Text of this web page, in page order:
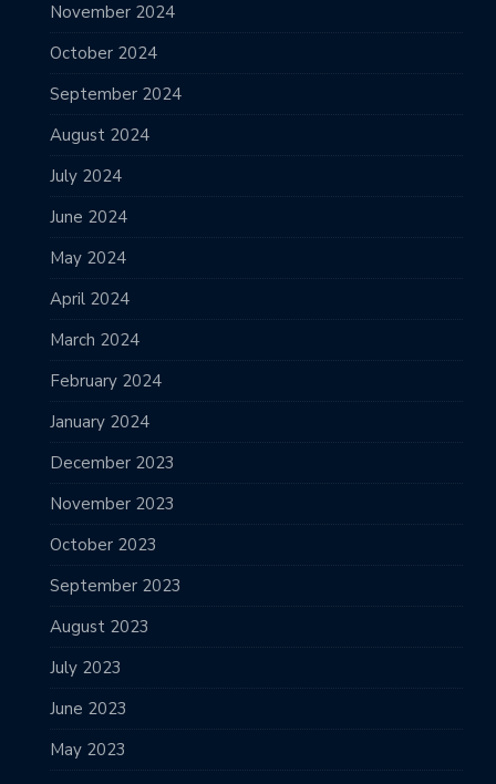
November 2024
October 2024
September 2024
August 2024
July 2024
June 2024
May 2024
April 2024
March 2024
February 2024
January 2024
December 2023
November 2023
October 2023
September 2023
August 2023
July 2023
June 2023
May 2023